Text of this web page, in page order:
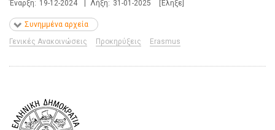
Έναρξη: 19-12-2024 Λήξη: 31-01-2025 [Έληξε]
Συνημμένα αρχεία
Γενικές Ανακοινώσεις
Προκηρύξεις Erasmus